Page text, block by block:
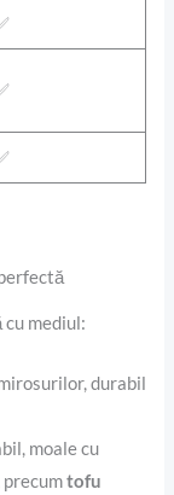
mediul:
durabil
moale cu
precumtofu